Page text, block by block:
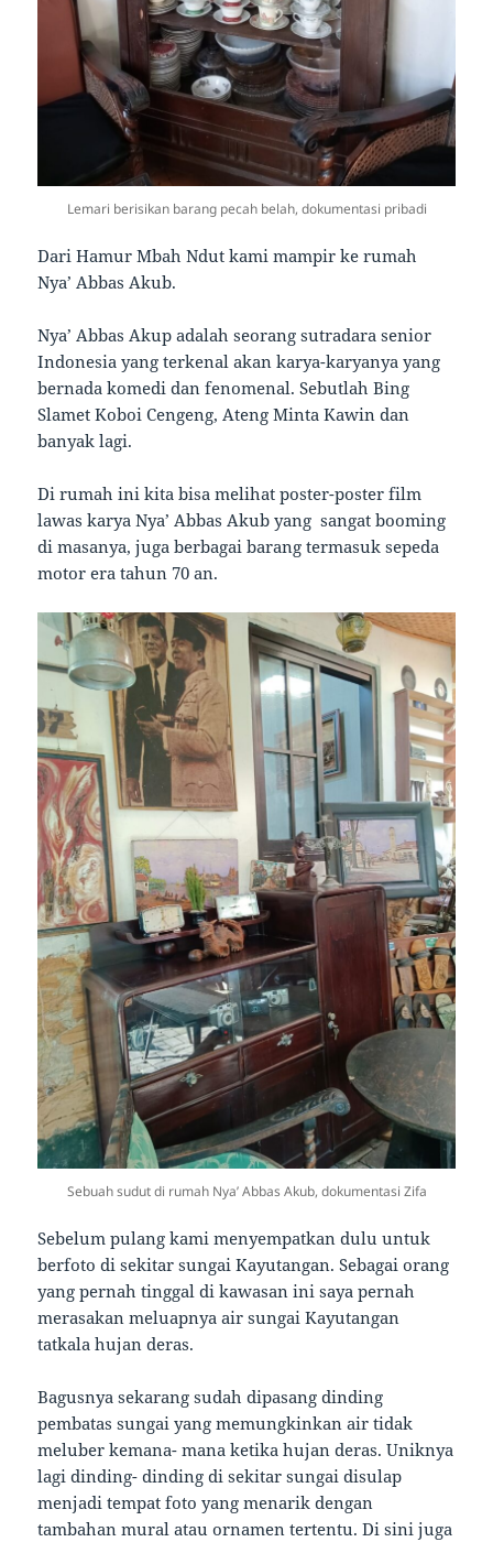
Lemari berisikan barang pecah belah, dokumentasi pribadi
Dari Hamur Mbah Ndut kami mampir ke rumah
Nya’ Abbas Akub.
Nya’ Abbas Akup adalah seorang sutradara senior
Indonesia yang terkenal akan karya-karyanya yang
bernada komedi dan fenomenal. Sebutlah Bing
Slamet Koboi Cengeng, Ateng Minta Kawin dan
banyak lagi.
Di rumah ini kita bisa melihat poster-poster film
lawas karya Nya’ Abbas Akub yang sangat booming
di masanya, juga berbagai barang termasuk sepeda
motor era tahun 70 an.
Sebuah sudut di rumah Nya’ Abbas Akub, dokumentasi Zifa
Sebelum pulang kami menyempatkan dulu untuk
berfoto di sekitar sungai Kayutangan. Sebagai orang
yang pernah tinggal di kawasan ini saya pernah
merasakan meluapnya air sungai Kayutangan
tatkala hujan deras.
Bagusnya sekarang sudah dipasang dinding
pembatas sungai yang memungkinkan air tidak
meluber kemana- mana ketika hujan deras. Uniknya
lagi dinding- dinding di sekitar sungai disulap
menjadi tempat foto yang menarik dengan
tambahan mural atau ornamen tertentu. Di sini juga